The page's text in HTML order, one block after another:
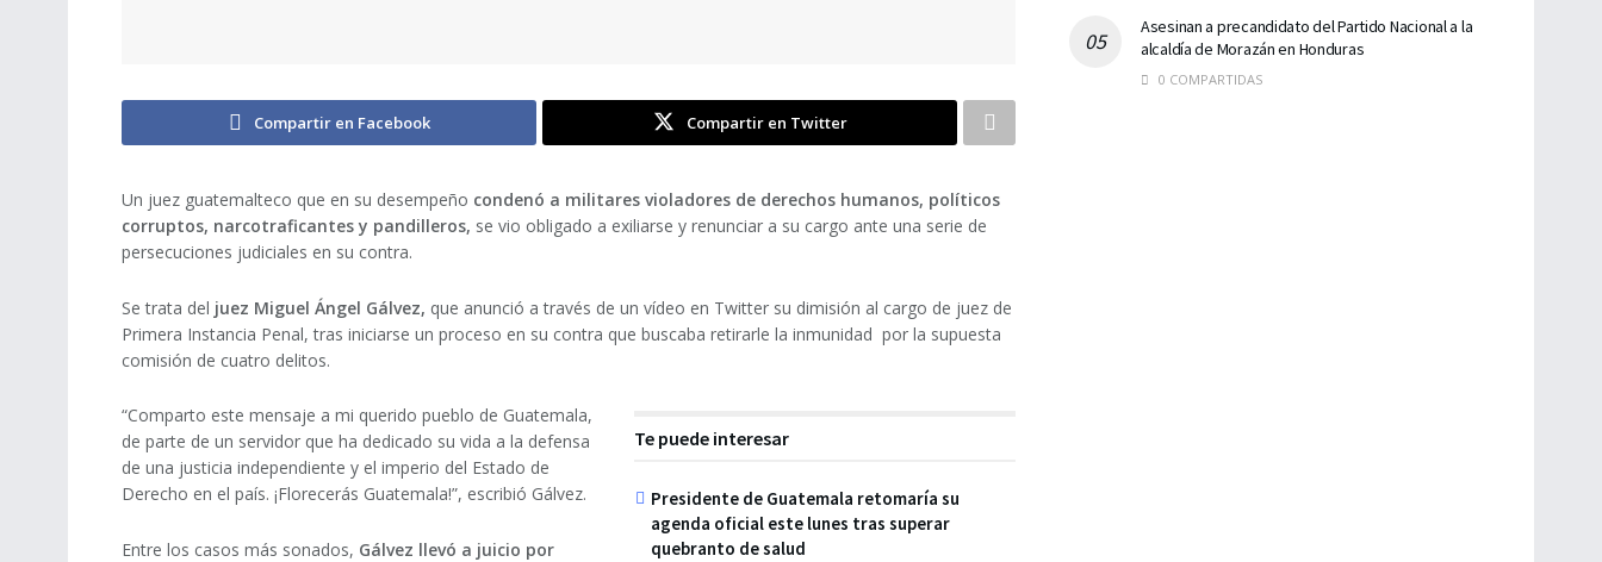
Compartir en Facebook Compartir en Twitter
Un juez guatemalteco que en su desempeño condenó a militares violadores de derechos humanos, políticos
corruptos, narcotraficantes y pandilleros, se vio obligado a exiliarse y renunciar a su cargo ante una serie de
persecuciones judiciales en su contra.
Se trata del juez Miguel Ángel Gálvez, que anunció a través de un vídeo en Twitter su dimisión al cargo de juez de
Primera Instancia Penal, tras iniciarse un proceso en su contra que buscaba retirarle la inmunidad por la supuesta
comisión de cuatro delitos.
Te puede interesar
Presidente de Guatemala retomaría su
agenda oficial este lunes tras superar
quebranto de salud
“Comparto este mensaje a mi querido pueblo de Guatemala,
de parte de un servidor que ha dedicado su vida a la defensa
de una justicia independiente y el imperio del Estado de
Derecho en el país. ¡Florecerás Guatemala!”, escribió Gálvez.
Entre los casos más sonados, Gálvez llevó a juicio por
Asesinan a precandidato del Partido Nacional a la
alcaldía de Morazán en Honduras
0 COMPARTIDAS